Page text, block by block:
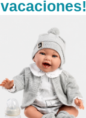
vacaciones!